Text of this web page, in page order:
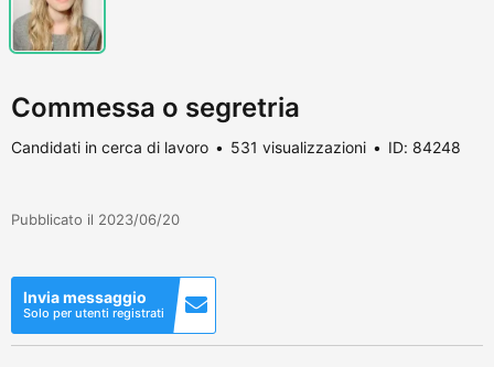
Commessa o segretria
Candidati in cerca di lavoro 531 visualizzazioni ID: 84248
Pubblicato il 2023/06/20
Invia messaggio
Solo per utenti registrati